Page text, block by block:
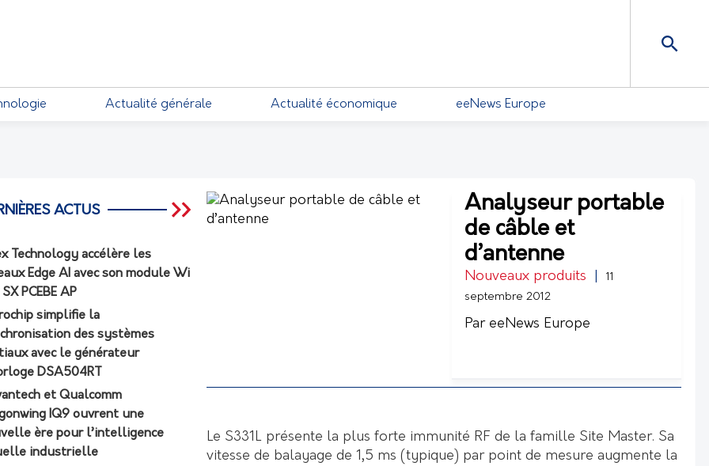
Actualité générale Actualité économique eeNews Europe
Analyseur portable
de câble et
d’antenne
Nouveaux produits
11
septembre 2012
Par eeNews Europe
Le S331L présente la plus forte immunité RF de la famille Site Master. Sa
vitesse de balayage de 1,5 ms (typique) par point de mesure augmente la
ACTUS
Technology accélère les
Edge AI avec son module Wi
PCEBE AP
simplifie la
des systèmes
avec le générateur
DSA504RT
et Qualcomm
IQ9 ouvrent une
ère pour l’intelligence
industrielle